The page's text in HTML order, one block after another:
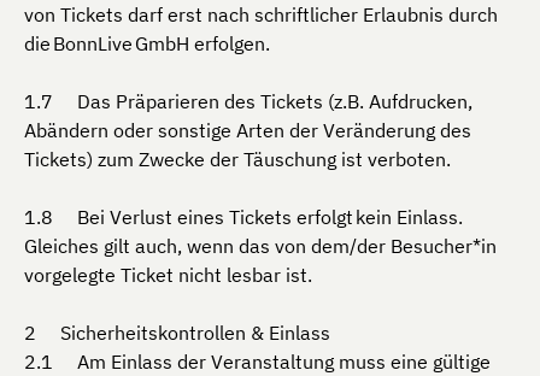
von Tickets darf erst nach schriftlicher Erlaubnis durch
die BonnLive GmbH erfolgen.
Das Präparieren des Tickets (z.B. Aufdrucken,
Abändern oder sonstige Arten der Veränderung des
Tickets) zum Zwecke der Täuschung ist verboten.
Bei Verlust eines Tickets erfolgt kein Einlass.
Gleiches gilt auch, wenn das von dem/der Besucher*in
vorgelegte Ticket nicht lesbar ist.
Sicherheitskontrollen & Einlass
Am Einlass der Veranstaltung muss eine gültige